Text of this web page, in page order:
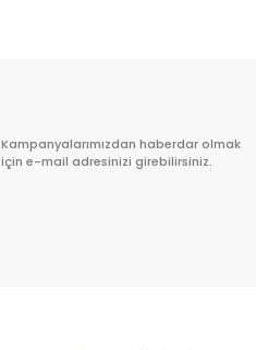
Kampanyalarımızdan haberdar olmak
için e-mail adresinizi girebilirsiniz.